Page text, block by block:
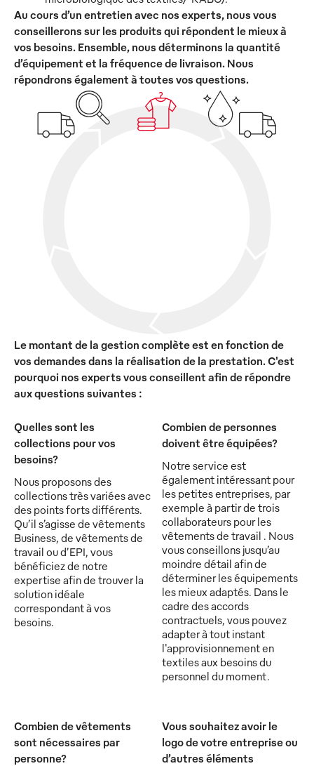
Au cours d’un entretien avec nos experts, nous vous
conseillerons sur les produits qui répondent le mieux à
vos besoins. Ensemble, nous déterminons la quantité
d’équipement et la fréquence de livraison. Nous
répondrons également à toutes vos questions.
Le montant de la gestion complète est en fonction de
vos demandes dans la réalisation de la prestation. C'est
pourquoi nos experts vous conseillent afin de répondre
aux questions suivantes :
Quelles sont les
collections pour vos
besoins?
Nous proposons des
collections très variées avec
des points forts différents.
Qu’il s’agisse de vêtements
Business, de vêtements de
travail ou d’EPI, vous
bénéficiez de notre
expertise afin de trouver la
solution idéale
correspondant à vos
besoins.
Combien de personnes
doivent être équipées?
Notre service est
également intéressant pour
les petites entreprises, par
exemple à partir de trois
collaborateurs pour les
vêtements de travail . Nous
vous conseillons jusqu’au
moindre détail afin de
déterminer les équipements
les mieux adaptés. Dans le
cadre des accords
contractuels, vous pouvez
adapter à tout instant
l'approvisionnement en
textiles aux besoins du
personnel du moment.
Combien de vêtements
sont nécessaires par
personne?
Vous souhaitez avoir le
logo de votre entreprise ou
d’autres éléments